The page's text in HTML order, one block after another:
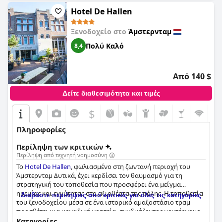
Hotel De Hallen
Ξενοδοχείο στο Άμστερνταμ
8,4 Πολύ Καλό
Από 140 $
Δείτε διαθεσιμότητα και τιμές
$
Πληροφορίες
Περίληψη των κριτικών
Περίληψη από τεχνητή νοημοσύνη
Το Hotel De Hallen, φωλιασμένο στη ζωντανή περιοχή του
Άμστερνταμ Δυτικά, έχει κερδίσει τον θαυμασμό για τη
στρατηγική του τοποθεσία που προσφέρει ένα μείγμα
ηρεμίας και εγγύτητας στα αξιοθέατα της πόλης. Η τοποθεσία
του ξενοδοχείου μέσα σε ένα ιστορικό αμαξοστάσιο τραμ
προσθέτει μια μοναδική γοητεία, συνδυάζοντας μοντέρνους,
κομψούς εσωτερικούς χώρους με γοητευτική ιστορική
Διαβάστε περιλήψεις από κριτικές για όλες τις κατηγορίες